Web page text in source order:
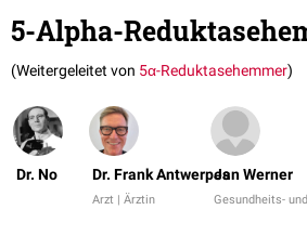
5-Alpha-
(Weitergeleitet von 5α-Reduktasehemmer)
Dr. No Dr. Frank Antwerpes
Arzt | Ärztin
Jan Werner
Gesundheits-